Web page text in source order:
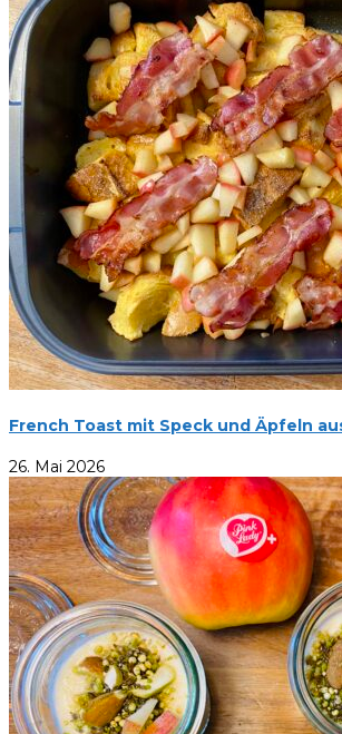
French Toast mit Speck und Äpfeln
26. Mai 2026